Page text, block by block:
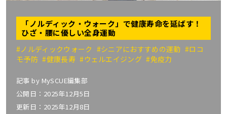
「ノルディック・ウォーク」で健康寿命を延ばす！
ひざ・腰に優しい全身運動
#ノルディックウォーク #シニアにおすすめの運動#ロコ
モ予防#健康長寿#ウェルエイジング#免疫力
記事 by MySCUE編集部
公開日：2025年12月5日
更新日：2025年12月8日